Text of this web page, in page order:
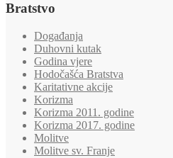
Bratstvo
Događanja
Duhovni kutak
Godina vjere
Hodočašća Bratstva
Karitativne akcije
Korizma
Korizma 2011. godine
Korizma 2017. godine
Molitve
Molitve sv. Franje